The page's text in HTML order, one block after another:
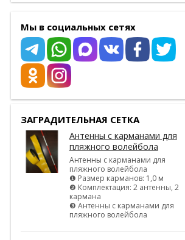
Мы в социальных сетях
ЗАГРАДИТЕЛЬНАЯ СЕТКА
Антенны с карманами для
пляжного волейбола
Антенны с карманами для
пляжного волейбола
❶ Размер карманов: 1,0 м
❷ Комплектация: 2 антенны, 2
кармана
❸ Антенны с карманами для
пляжного волейбола